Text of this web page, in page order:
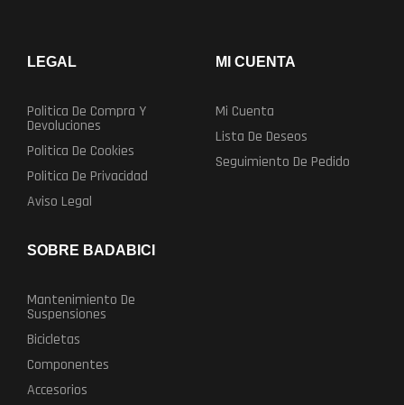
LEGAL
Politica De Compra Y
Devoluciones
Politica De Cookies
Politica De Privacidad
Aviso Legal
MI CUENTA
Mi Cuenta
Lista De Deseos
Seguimiento De Pedido
SOBRE BADABICI
Mantenimiento De
Suspensiones
Bicicletas
Componentes
Accesorios